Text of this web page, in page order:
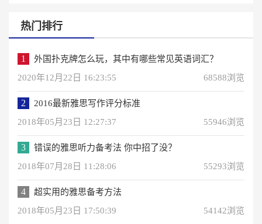
热门排行
1
外国扑克牌怎么玩，其中有哪些常见英语词汇？
2020年12月22日 16:23:55
68588浏览
2
2016最新雅思写作评分标准
2018年05月23日 12:27:37
55946浏览
3
错误的雅思听力备考法 你中招了没？
2018年07月28日 11:28:06
55293浏览
4
超实用的雅思备考方法
2018年05月23日 17:50:39
54142浏览